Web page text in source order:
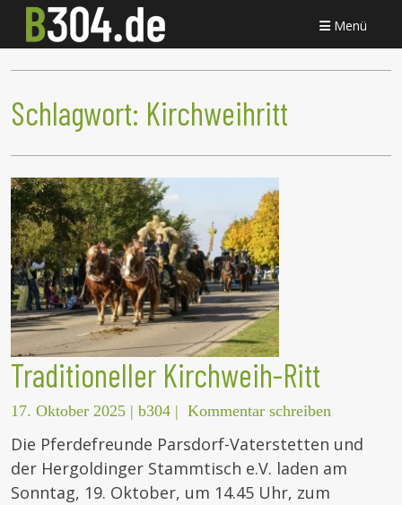
Menü
Schlagwort: Kirchweihritt
Traditioneller Kirchweih-Ritt
17. Oktober 2025 | b304 | Kommentar schreiben
Die Pferdefreunde Parsdorf-Vaterstetten und
der Hergoldinger Stammtisch e.V. laden am
Sonntag, 19. Oktober, um 14.45 Uhr, zum